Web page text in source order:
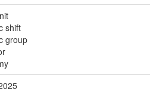
shift
group